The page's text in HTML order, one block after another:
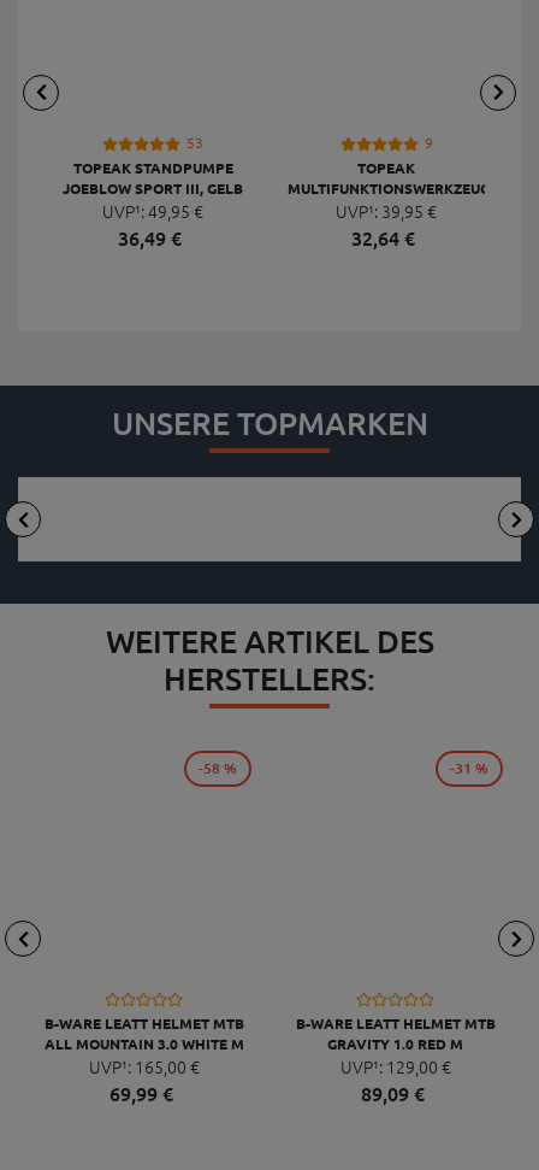
53
TOPEAK STANDPUMPE
JOEBLOW SPORT III, GELB
UVP¹:49,95 €
36,49€
9
TOPEAK
MULTIFUNKTIONSWERKZEUG
MINI 20 PRO
UVP¹: 39,95 €
32,64€
UNSERE TOPMARKEN
WEITERE ARTIKEL DES
HERSTELLERS:
B-WARE LEATT HELMET MTB
ALL MOUNTAIN 3.0 WHITE M
UVP¹: 165,00 €
69,99 €
-58 %
B-WARE LEATT HELMET MTB
GRAVITY 1.0 RED M
UVP¹: 129,00 €
89,09 €
-31 %